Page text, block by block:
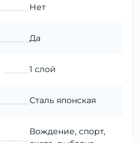
Нет
Да
1 слой
Сталь японская
Вождение, спорт,